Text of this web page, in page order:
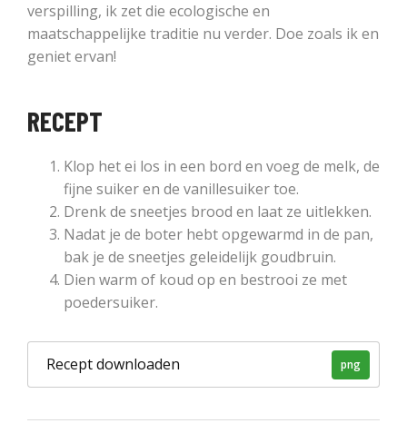
verspilling, ik zet die ecologische en
maatschappelijke traditie nu verder. Doe zoals ik en
geniet ervan!
RECEPT
Klop het ei los in een bord en voeg de melk, de
fijne suiker en de vanillesuiker toe.
Drenk de sneetjes brood en laat ze uitlekken.
Nadat je de boter hebt opgewarmd in de pan,
bak je de sneetjes geleidelijk goudbruin.
Dien warm of koud op en bestrooi ze met
poedersuiker.
png
Recept downloaden